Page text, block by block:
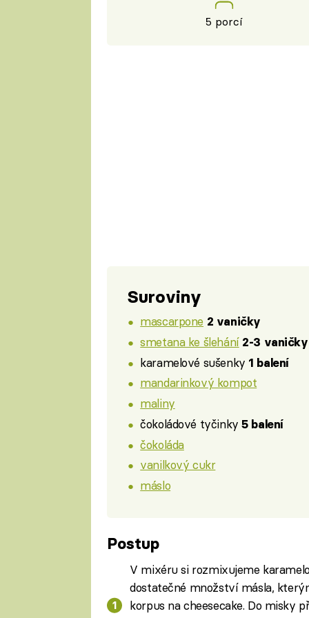
5 porcí
Suroviny
mascarpone 2 vaničky
smetana ke šlehání 2-3 vaničky
karamelové sušenky 1 balení
mandarinkový kompot
maliny
čokoládové tyčinky5 balení
čokoláda
vanilkový cukr
máslo
Postup
V mixéru si rozmixujeme
dostatečné množství másla,
korpus na cheesecake. Do misky